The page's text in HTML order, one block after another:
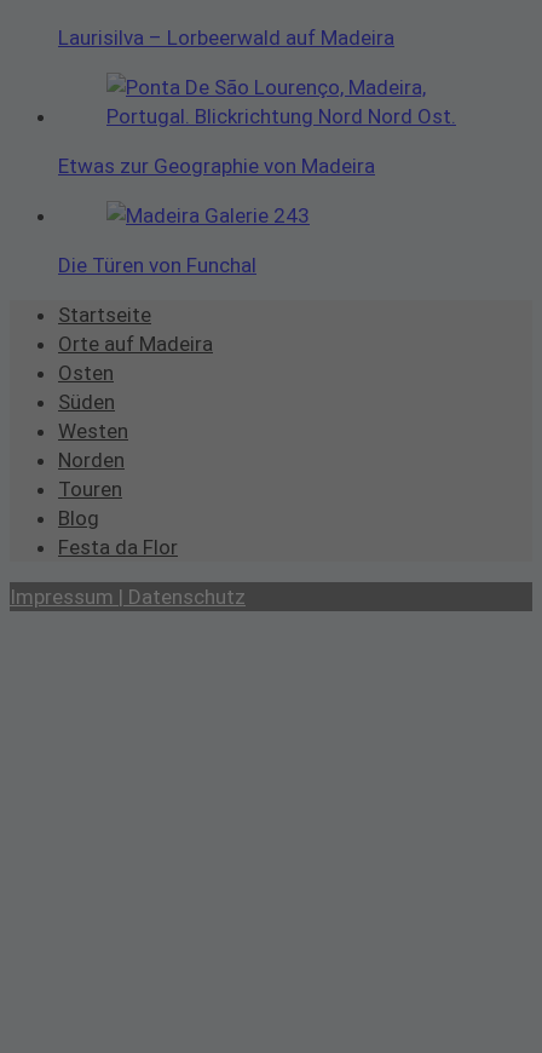
Laurisilva – Lorbeerwald auf Madeira
Etwas zur Geographie von Madeira
Die Türen von Funchal
Startseite
Orte auf Madeira
Osten
Süden
Westen
Norden
Touren
Blog
Festa da Flor
Impressum | Datenschutz